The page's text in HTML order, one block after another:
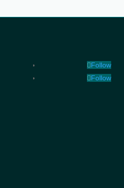
Follow
Follow